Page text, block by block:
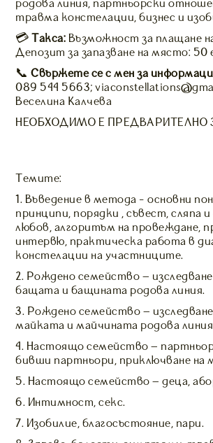
родова линия, партньорски
травма констелации, бизнес и
💳
Такса: Възможност за плащане
Депозит за запазване на място: 50
📞Свържете се с мен за
089 544 5663;
Веселина Калчева
НЕОБХОДИМО Е ПРЕДВАРИТЕЛНО
Темите:
1. Въведение в метода - основни
принципи, порядки , съвест, сляпа и
любов, алгоритъм на провеждане,
интервю, практическа работа в
констелации на участниците.
2. Рождено семейство –
бащата и бащината родова линия.
3. Рождено семейство –
майката и майчината родова
4. Настоящо семейство –
бивши партньори, приключване на
5. Настоящо семейство – деца,
6. Интимност, секс.
7. Изобилие, благосъстояние, пари.